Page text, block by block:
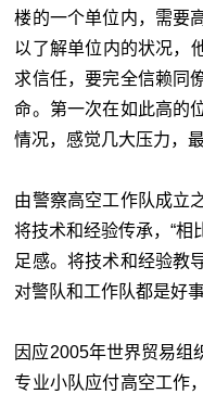
楼的一个单位内，需要
以了解单位内的状况，
求信任，要完全信赖同
命。第一次在如此高的
情况，感觉几大压力，
由警察高空工作队成立
将技术和经验传承，“
足感。将技术和经验教
对警队和工作队都是好
因应2005年世界贸易组
专业小队应付高空工作